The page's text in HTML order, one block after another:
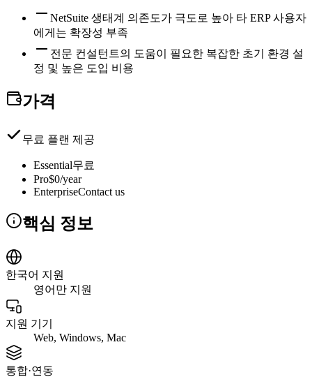
NetSuite 생태계 의존도가 극도로 높아 타 ERP 사용자
에게는 확장성 부족
전문 컨설턴트의 도움이 필요한 복잡한 초기 환경 설
정 및 높은 도입 비용
가격
무료 플랜 제공
Essential무료
Pro$0/year
EnterpriseContact us
핵심 정보
한국어 지원
영어만 지원
지원 기기
Web, Windows, Mac
통합·연동